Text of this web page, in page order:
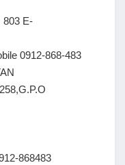
803 E-
0912-868-483
868483